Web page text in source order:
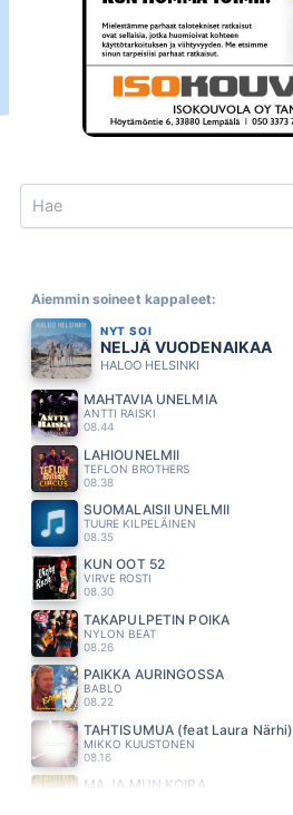
Search
Aiemmin soineet kappaleet:
NYT SOI
NELJÄ VUODENAIKAA
HALOO HELSINKI
MAHTAVIA UNELMIA
ANTTI RAISKI
08.44
LAHIÖUNELMII
TEFLON BROTHERS
08.38
SUOMALAISII UNELMII
TUURE KILPELÄINEN
08.35
KUN OOT 52
VIRVE ROSTI
08.30
TAKAPULPETIN POIKA
NYLON BEAT
08.26
PAIKKA AURINGOSSA
BABLO
08.22
TÄHTISUMUA (feat Laura Närhi)
MIKKO KUUSTONEN
08.16
MÄ JA MUN KOIRA